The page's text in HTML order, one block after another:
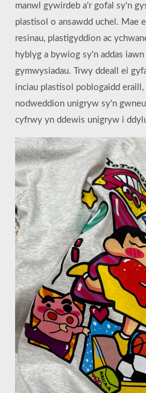
manwl gywirdeb a'r gofal sy'n
plastisol o ansawdd uchel. Mae
resinau, plastigyddion ac
hyblyg a bywiog sy'n addas
gymwysiadau. Trwy ddeall ei
inciau plastisol poblogaidd
nodweddion unigryw sy'n
cyfrwy yn ddewis unigryw i